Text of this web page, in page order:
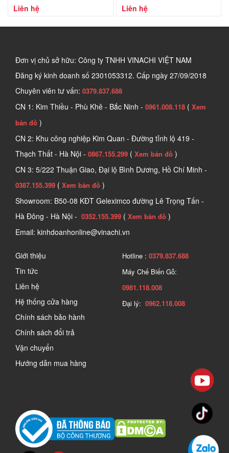
Liên hệ
Liên hệ
Đơn vị chủ sở hữu: Công ty TNHH VINACHI VIỆT NAM
Đăng ký kinh doanh số 2301053312. Cấp ngày 27/09/2018
Chuyên viên tư vấn: 0379.837.688
CN 1: Kim Thiều - Phù Khê - Bắc Ninh - 0961.008.118 ( Xem
bản đồ )
CN 2: Khu công nghiệp Kim Quan - Đường tỉnh lộ 419 -
Thạch Thất - Hà Nội - 0867.155.299 ( Xem bản đồ )
CN 3: 5/222 Thuận Giao, Đại lộ Bình Dương, Hồ Chí Minh -
0387.155.399 ( Xem bản đồ )
Showroom: B50-08 KĐT Geleximco đường Lê Trọng Tấn -
Hà Đông - Hà Nội - 0352.155.399 ( Xem bản đồ )
Email: kinhdoanhonline@vinachi.vn
Giới thiệu
Tin tức
Liên hệ
Hệ thống cửa hàng
Chính sách bảo hành
Chính sách đổi trả
Vận chuyển
Hướng dẫn mua hàng
Hotline : 0379.837.688
Máy Chế Biến Gỗ:
0981.118.008
Đại lý: 0962.118.008